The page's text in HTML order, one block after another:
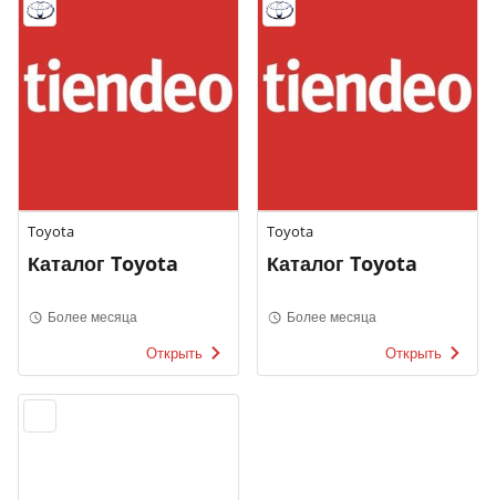
Toyota
Каталог Toyota
Более месяца
Открыть
Toyota
Каталог Toyota
Более месяца
Открыть